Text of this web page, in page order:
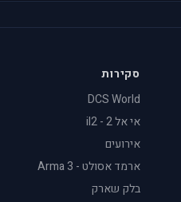
סקירות
DCS World
אי אל 2 - il2
אירועים
ארמד אסולט - Arma 3
בלק שארק